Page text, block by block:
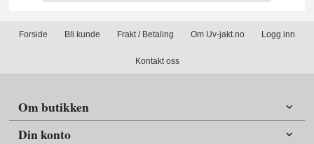
Forside Bli kunde Frakt / Betaling Om Uv-jakt.no Logg inn
Kontakt oss
Om butikken
Din konto